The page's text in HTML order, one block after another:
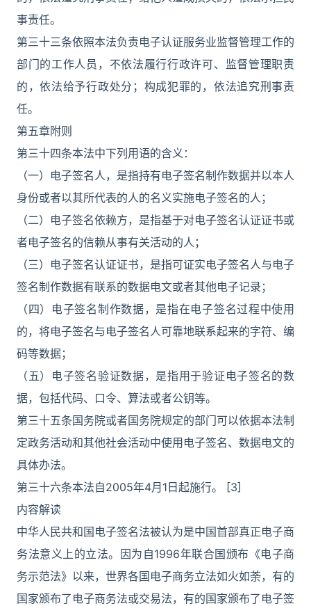
事责任。
第三十三条依照本法负责电子认证服务业监督管理工作的
部门的工作人员，不依法履行行政许可、监督管理职责
的，依法给予行政处分；构成犯罪的，依法追究刑事责
任。
第五章附则
第三十四条本法中下列用语的含义：
（一）电子签名人，是指持有电子签名制作数据并以本人
身份或者以其所代表的人的名义实施电子签名的人；
（二）电子签名依赖方，是指基于对电子签名认证证书或
者电子签名的信赖从事有关活动的人；
（三）电子签名认证证书，是指可证实电子签名人与电子
签名制作数据有联系的数据电文或者其他电子记录；
（四）电子签名制作数据，是指在电子签名过程中使用
的，将电子签名与电子签名人可靠地联系起来的字符、编
码等数据；
（五）电子签名验证数据，是指用于验证电子签名的数
据，包括代码、口令、算法或者公钥等。
第三十五条国务院或者国务院规定的部门可以依据本法制
定政务活动和其他社会活动中使用电子签名、数据电文的
具体办法。
第三十六条本法自2005年4月1日起施行。 [3]
内容解读
中华人民共和国电子签名法被认为是中国首部真正电子商
务法意义上的立法。因为自1996年联合国颁布《电子商
务示范法》以来，世界各国电子商务立法如火如荼，有的
国家颁布了电子商务法或交易法，有的国家颁布了电子签